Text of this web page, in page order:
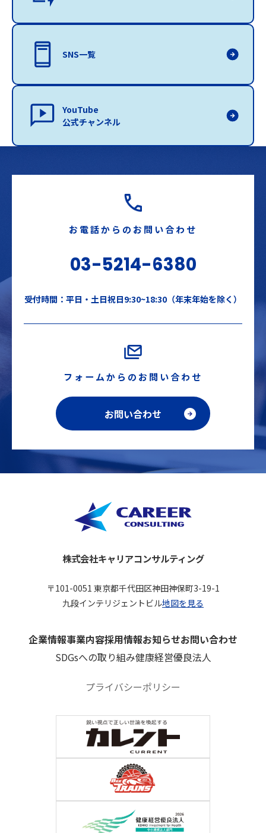
SNS一覧
YouTube
公式チャンネル
お電話からのお問い合わせ
03-5214-6380
受付時間：平日・土日祝日9:30~18:30（年末年始を除く）
フォームからのお問い合わせ
お問い合わせ
株式会社キャリアコンサルティング
〒101-0051 東京都千代田区神田神保町3-19-1
九段インテリジェントビル地図を見る
企業情報事業内容採用情報お知らせお問い合わせ
SDGsへの取り組み健康経営優良法人
プライバシーポリシー